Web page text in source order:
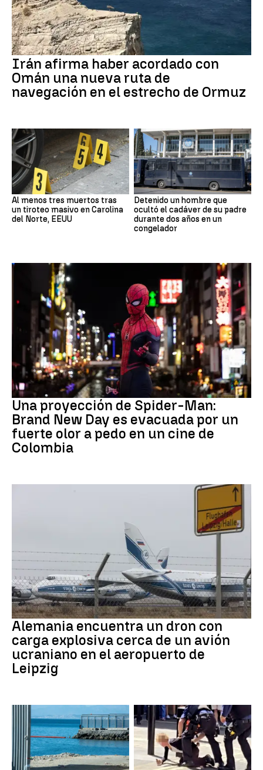
Irán afirma haber acordado con
Omán una nueva ruta de
navegación en el estrecho de Ormuz
Al menos tres muertos tras
un tiroteo masivo en Carolina
del Norte, EEUU
Detenido un hombre que
ocultó el cadáver de su padre
durante dos años en un
congelador
Pedo Spiderman
Una proyección de Spider-Man:
Brand New Day es evacuada por un
fuerte olor a pedo en un cine de
Colombia
Dron Ucrania
Alemania encuentra un dron con
carga explosiva cerca de un avión
ucraniano en el aeropuerto de
Leipzig
Marruecos Londres